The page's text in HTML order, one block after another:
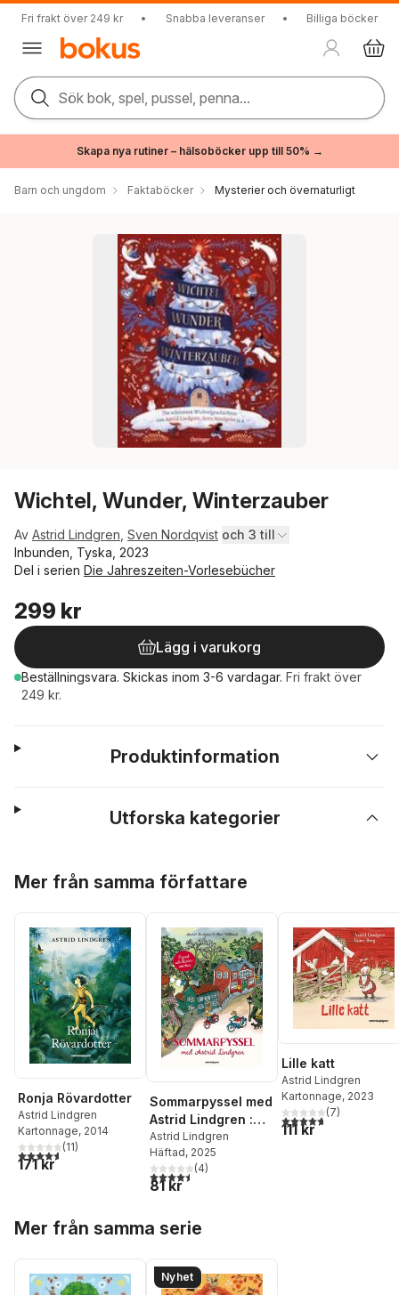
Fri frakt över 249 kr • Snabba leveranser • Billiga böcker
Sök bok, spel, pussel, penna...
Skapa nya rutiner – hälsoböcker upp till 50% →
Barn och ungdom Faktaböcker Mysterier och övernaturligt
Wichtel, Wunder, Winterzauber
Av Astrid Lindgren Sven Nordqvist och 3 till
Inbunden, Tyska, 2023
Del i serien Die Jahreszeiten-Vorlesebücher
299 kr
Lägg i varukorg
Beställningsvara. Skickas inom 3-6 vardagar. Fri frakt över
249 kr.
Produktinformation
Utforska kategorier
Mer från samma författare
Ronja Rövardotter
Astrid Lindgren
Kartonnage, 2014
4,6utav 5 stjärnor. Totalt antal röster:
(11)
171 kr
Sommarpyssel med
Astrid Lindgren :
med klistermärken
Astrid Lindgren
Häftad, 2025
4,5utav 5 stjärnor. Totalt antal röster:
(4)
81 kr
Lille katt
Astrid Lindgren
Kartonnage, 2023
4,7utav 5 stjärnor.
(7)
111 kr
Mer från samma serie
Nyhet